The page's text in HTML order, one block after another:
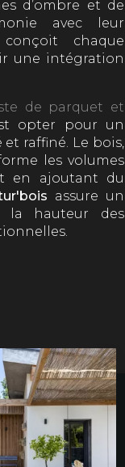
d’ombre et de
avec leur
chaque
une intégration
de parquet et
opter pour un
raffiné. Le bois,
les volumes
en ajoutant du
assure un
la hauteur des